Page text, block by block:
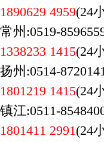
1890629 4959(24
常州:0519-
1338233 1415(24
扬州:0514-
1801219 1415
镇江:0511-
1801411 2991(24